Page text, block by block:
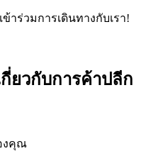
ร่วมการเดินทางกับเรา!
กี่ยวกับการค้าปลีก
งคุณ